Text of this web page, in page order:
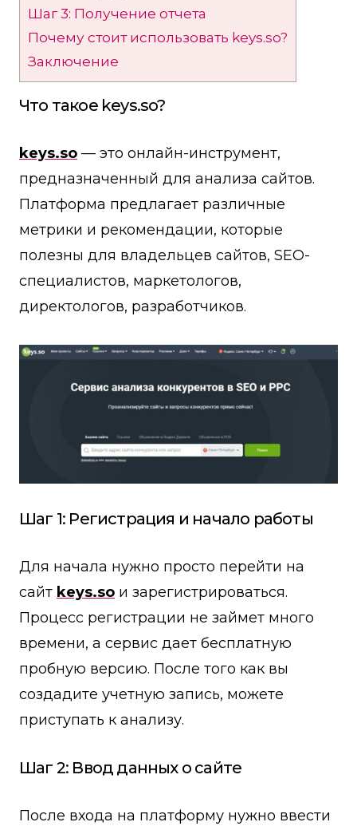
Шаг 3: Получение отчета
Почему стоит использовать keys.so?
Заключение
Что такое keys.so?
keys.so — это онлайн-инструмент,
предназначенный для анализа сайтов.
Платформа предлагает различные
метрики и рекомендации, которые
полезны для владельцев сайтов, SEO-
специалистов, маркетологов,
директологов, разработчиков.
Шаг 1: Регистрация и начало работы
Для начала нужно просто перейти на
сайт keys.so и зарегистрироваться.
Процесс регистрации не займет много
времени, а сервис дает бесплатную
пробную версию. После того как вы
создадите учетную запись, можете
приступать к анализу.
Шаг 2: Ввод данных о сайте
После входа на платформу нужно ввести